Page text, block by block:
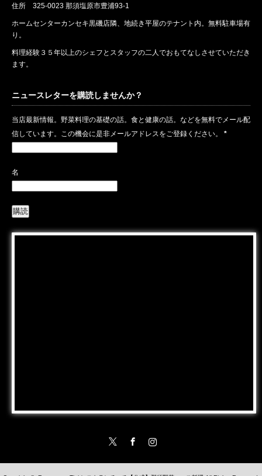
住所 325-0023 那須塩原市豊浦93-1
ホームセンターカンセキ黒磯店隣、地続き平屋のテナント内。無料駐車場有
り。
料理経験３５年以上のシェフとスタッフの二人でおもてなしさせていただき
ます。
ニュースレターを購読しませんか？
当店最新情報。野菜料理の基礎の話。食と健康の話。などを無料でメール配
信しています。この機会に是非メールアドレスをご登録ください。 *
名
Instagram